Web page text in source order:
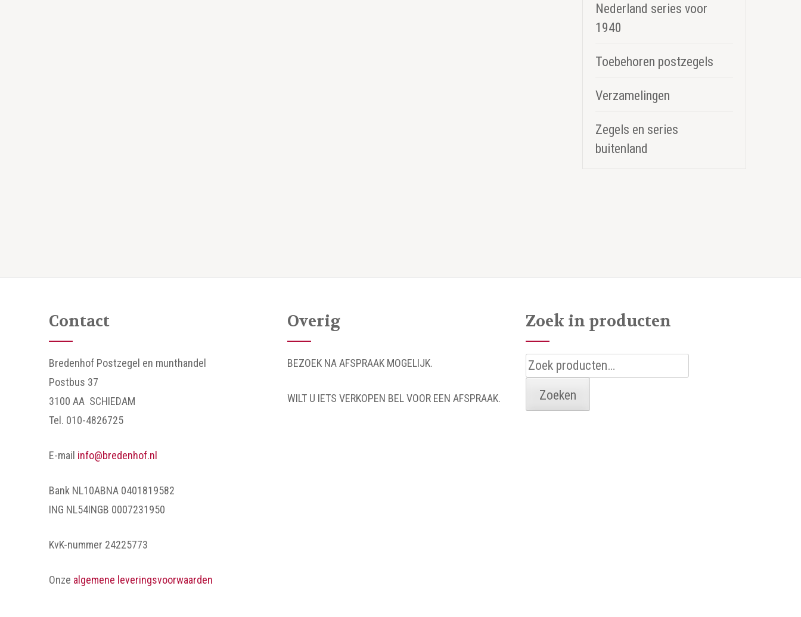
Nederland series voor
1940
Toebehoren postzegels
Verzamelingen
Zegels en series
buitenland
Contact
Bredenhof Postzegel en munthandel
Postbus 37
3100 AA SCHIEDAM
Tel. 010-4826725
E-mail info@bredenhof.nl
Bank NL10ABNA 0401819582
ING NL54INGB 0007231950
KvK-nummer 24225773
Onze algemene leveringsvoorwaarden
Overig
BEZOEK NA AFSPRAAK MOGELIJK.
WILT U IETS VERKOPEN BEL VOOR EEN AFSPRAAK.
Zoek in producten
Zoeken
naar:
Zoeken